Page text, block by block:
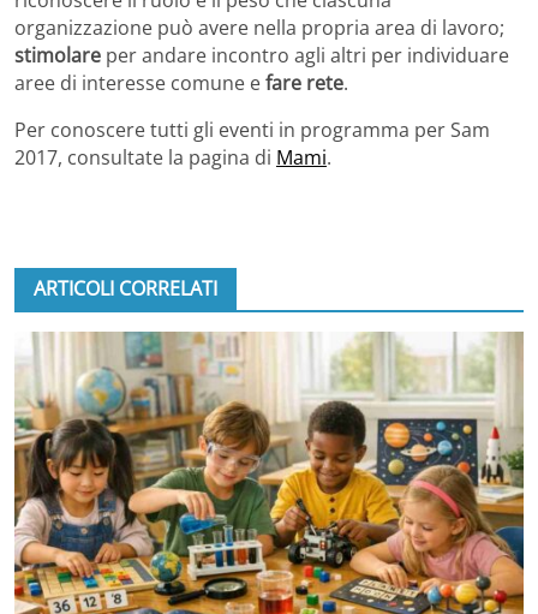
organizzazione può avere nella propria area di lavoro;
stimolare per andare incontro agli altri per individuare
aree di interesse comune efare rete.
Per conoscere tutti gli eventi in programma per Sam
2017, consultate la pagina di Mami.
ARTICOLI CORRELATI